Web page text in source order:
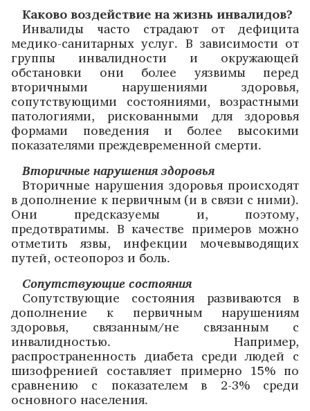
Каково воздействие на жизнь инвалидов?
Инвалиды часто страдают от дефицита
медико-санитарных услуг. В зависимости от
группы инвалидности и окружающей
обстановки они более уязвимы перед
вторичными нарушениями здоровья,
сопутствующими состояниями, возрастными
патологиями, рискованными для здоровья
формами поведения и более высокими
показателями преждевременной смерти.
Вторичные нарушения здоровья
Вторичные нарушения здоровья происходят
в дополнение к первичным (и в связи с ними).
Они предсказуемы и, поэтому,
предотвратимы. В качестве примеров можно
отметить язвы, инфекции мочевыводящих
путей, остеопороз и боль.
Сопутствующие состояния
Сопутствующие состояния развиваются в
дополнение к первичным нарушениям
здоровья, связанным/не связанным с
инвалидностью. Например,
распространенность диабета среди людей с
шизофренией составляет примерно 15% по
сравнению с показателем в 2-3% среди
основного населения.